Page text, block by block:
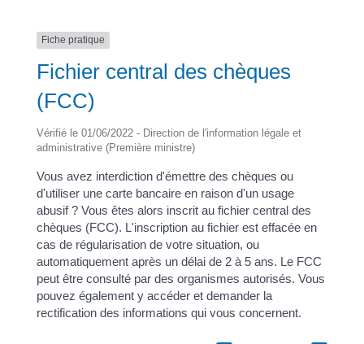
Fiche pratique
Fichier central des chèques
(FCC)
Vérifié le 01/06/2022 - Direction de l'information légale et
administrative (Première ministre)
Vous avez interdiction d'émettre des chèques ou
d'utiliser une carte bancaire en raison d'un usage
abusif ? Vous êtes alors inscrit au fichier central des
chèques (FCC). L'inscription au fichier est effacée en
cas de régularisation de votre situation, ou
automatiquement après un délai de 2 à 5 ans. Le FCC
peut être consulté par des organismes autorisés. Vous
pouvez également y accéder et demander la
rectification des informations qui vous concernent.